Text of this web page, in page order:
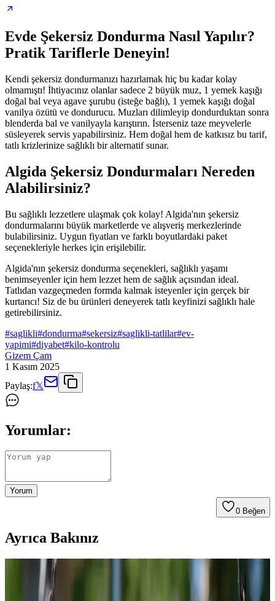
Evde Şekersiz Dondurma Nasıl Yapılır?
Pratik Tariflerle Deneyin!
Kendi şekersiz dondurmanızı hazırlamak hiç bu kadar kolay
olmamıştı! İhtiyacınız olanlar sadece 2 büyük muz, 1 yemek kaşığı
doğal bal veya agave şurubu (isteğe bağlı), 1 yemek kaşığı doğal
vanilya özütü ve dondurucu. Muzları dilimleyip dondurduktan sonra
blenderda bal ve vanilyayla karıştırın. İsterseniz taze meyvelerle
süsleyerek servis yapabilirsiniz. Hem doğal hem de katkısız bu tarif,
tatlı krizlerinize sağlıklı bir alternatif sunar.
Algida Şekersiz Dondurmaları Nereden
Alabilirsiniz?
Bu sağlıklı lezzetlere ulaşmak çok kolay! Algida'nın şekersiz
dondurmalarını büyük marketlerde ve alışveriş merkezlerinde
bulabilirsiniz. Uygun fiyatları ve farklı boyutlardaki paket
seçenekleriyle herkes için erişilebilir.
Algida'nın şekersiz dondurma seçenekleri, sağlıklı yaşamı
benimseyenler için hem lezzet hem de sağlık açısından ideal.
Tatlıdan vazgeçmeden formda kalmak isteyenler için gerçek bir
kurtarıcı! Siz de bu ürünleri deneyerek tatlı keyfinizi sağlıklı hale
getirebilirsiniz.
#saglikli#dondurma#sekersiz#saglikli-tatlilar#ev-
yapimi#diyabet#kilo-kontrolu
Gizem Çam
1 Kasım 2025
Paylaş:f𝕏
Yorumlar:
Yorum
0 Beğen
Ayrıca Bakınız
Evde Kolayca Hazırlanabilen Uygun Fiyatlı ve
Sağlıklı Tatlı Tarifleri